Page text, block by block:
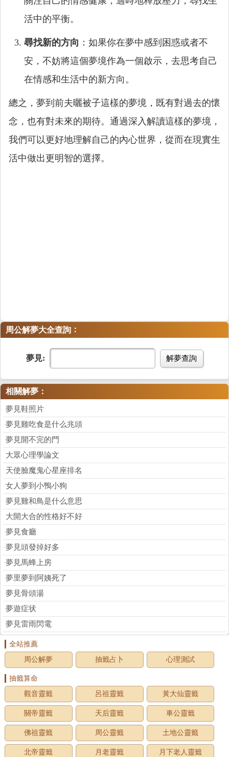
活中的平衡。
尋找新的方向 ：如果你在夢中感到困惑或者不
安，不妨將這個夢境作為一個啟示，去思考自己
在情感和生活中的新方向。
總之，夢到前夫曬被子這樣的夢境，既有對過去的懷
念，也有對未來的期待。通過深入解讀這樣的夢境，
我們可以更好地理解自己的內心世界，從而在現實生
活中做出更明智的選擇。
周公解夢大全查詢 ：
夢見: 解夢查詢
相關解夢：
夢見鞋照片
夢見雞吃食是什么兆頭
夢見開不完的門
大眾心理學論文
天使臉魔鬼心星座排名
女人夢到小鴨小狗
夢見雞和鳥是什么意思
大開大合的性格好不好
夢見食廳
夢見頭發掉好多
夢見馬蜂上房
夢里夢到阿姨死了
夢見骨頭湯
夢遊症状
夢見雷雨閃電
全站推薦
周公解夢
抽籤占卜 心理測試
抽籤算命
觀音靈籤
呂祖靈籤 黃大仙靈籤
關帝靈籤 天后靈籤 車公靈籤
佛祖靈籤 周公靈籤 土地公靈籤
北帝靈籤 月老靈籤 月下老人靈籤